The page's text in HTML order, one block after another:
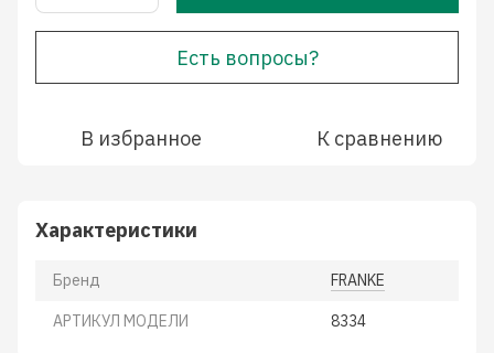
Есть вопросы?
В избранное К сравнению
Характеристики
Бренд FRANKE
АРТИКУЛ МОДЕЛИ 8334